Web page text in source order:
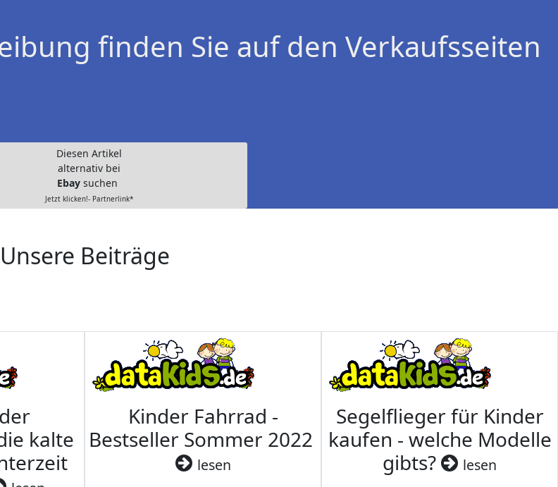
finden Sie auf den Verkaufsseiten
Diesen Artikel
alternativ bei
Ebay suchen
Jetzt klicken!- Partnerlink*
Unsere Beiträge
kalte
Kinder Fahrrad -
Bestseller Sommer 2022
lesen
Segelflieger für Kinder
kaufen - welche Modelle
gibts?
lesen